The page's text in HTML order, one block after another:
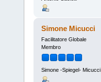
Simone Micucci
Facilitatore Globale
Membro
Simone -Spiegel- Micucci